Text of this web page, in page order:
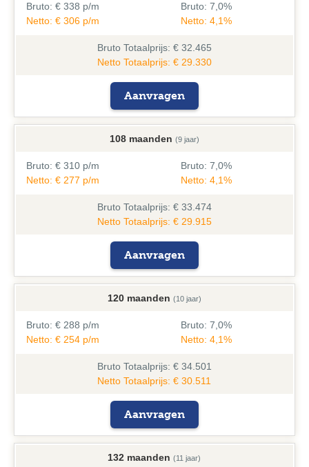
Bruto: € 338 p/m
Netto: € 306 p/m
Bruto: 7,0%
Netto: 4,1%
Bruto Totaalprijs: € 32.465
Netto Totaalprijs: € 29.330
Aanvragen
108 maanden (9 jaar)
Bruto: € 310 p/m
Netto: € 277 p/m
Bruto: 7,0%
Netto: 4,1%
Bruto Totaalprijs: € 33.474
Netto Totaalprijs: € 29.915
Aanvragen
120 maanden (10 jaar)
Bruto: € 288 p/m
Netto: € 254 p/m
Bruto: 7,0%
Netto: 4,1%
Bruto Totaalprijs: € 34.501
Netto Totaalprijs: € 30.511
Aanvragen
132 maanden (11 jaar)